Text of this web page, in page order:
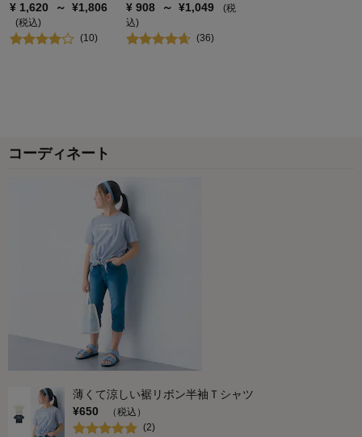
¥ 1,620 ～ ¥1,806
(税込)
(10)
¥ 908 ～ ¥1,049
(税
込)
(36)
コーディネート
薄くて涼しい裾リボン半袖Ｔシャツ
¥650
（税込）
(2)